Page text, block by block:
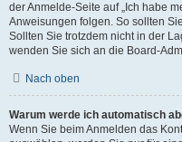
der Anmelde-Seite auf „Ich habe
Anweisungen folgen. So sollten
Sollten Sie trotzdem nicht in der
wenden Sie sich an die Board-
Nach oben
Warum werde ich automatisch
Wenn Sie beim Anmelden das